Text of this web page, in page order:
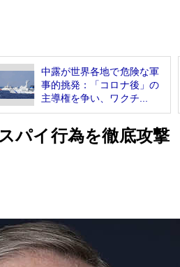
中露が世界各地で危険な軍
事的挑発：「コロナ後」の
主導権を争い、ワクチ...
パイ行為を徹底攻